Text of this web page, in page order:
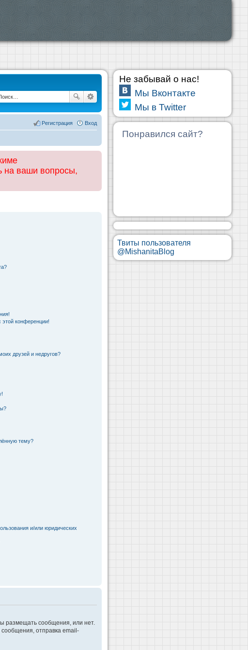
Вход
Регистрация
на ваши вопросы,
этой конференции!
друзей и недругов?
тему?
и/или юридических
размещать сообщения, или нет.
отправка email-
Не забывай о нас!
Мы Вконтакте
Мы в Twitter
Понравился сайт?
Твиты пользователя
@MishanitaBlog